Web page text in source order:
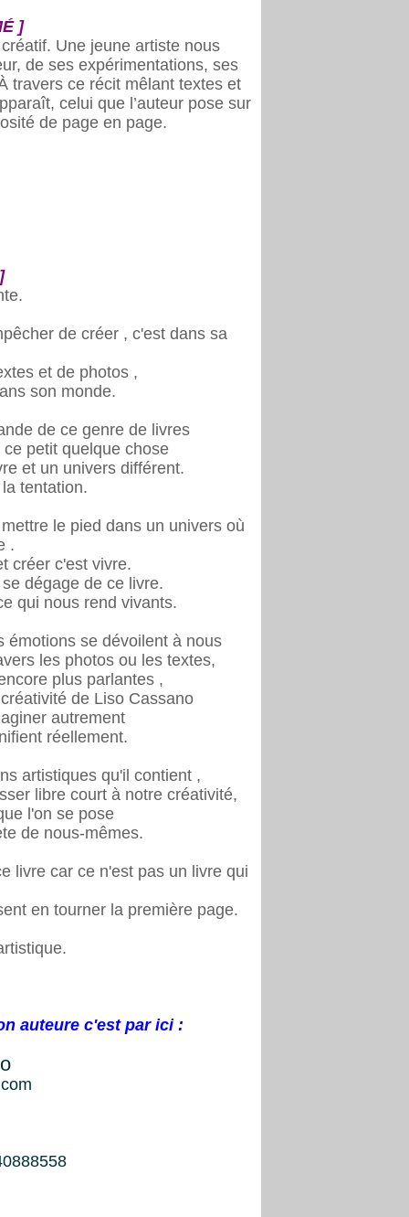
]
Une jeune artiste nous
de ses expérimentations, ses
travers ce récit mêlant textes et
celui que l’auteur pose sur
de page en page.
de créer , c'est dans sa
et de photos ,
son monde.
de ce genre de livres
petit quelque chose
et un univers différent.
tentation.
le pied dans un univers où
.
créer c'est vivre.
dégage de ce livre.
qui nous rend vivants.
émotions se dévoilent à nous
les photos ou les textes,
plus parlantes ,
de Liso Cassano
autrement
réellement.
artistiques qu'il contient ,
libre court à notre créativité,
l'on se pose
de nous-mêmes.
livre car ce n'est pas un livre qui
en tourner la première page.
auteure c'est par ici :